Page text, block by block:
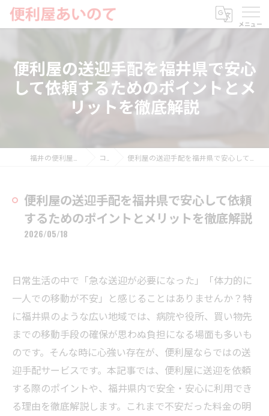
便利屋の送迎手配を福井県で安心
して依頼するためのポイントとメ
リットを徹底解説
コラム 便利屋の送迎手配を福井県で安心して依頼するためのポイントとメリットを徹底解説
便利屋の送迎手配を福井県で安心して依頼
するためのポイントとメリットを徹底解説
2026/05/18
日常生活の中で「急な送迎が必要になった」「体力的に
一人での移動が不安」と感じることはありませんか？特
に福井県のような広い地域では、病院や役所、買い物先
までの移動手段の確保が思わぬ負担になる場面も多いも
のです。そんな時に心強い存在が、便利屋ならではの送
迎手配サービスです。本記事では、便利屋に送迎を依頼
する際のポイントや、福井県内で安全・安心に利用でき
る理由を徹底解説します。これまで不安だった料金の明